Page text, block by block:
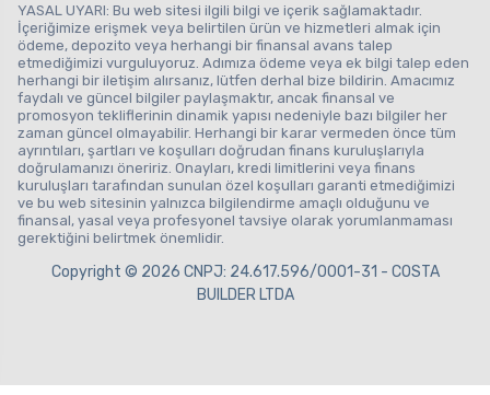
YASAL UYARI: Bu web sitesi ilgili bilgi ve içerik sağlamaktadır.
İçeriğimize erişmek veya belirtilen ürün ve hizmetleri almak için
ödeme, depozito veya herhangi bir finansal avans talep
etmediğimizi vurguluyoruz. Adımıza ödeme veya ek bilgi talep eden
herhangi bir iletişim alırsanız, lütfen derhal bize bildirin. Amacımız
faydalı ve güncel bilgiler paylaşmaktır, ancak finansal ve
promosyon tekliflerinin dinamik yapısı nedeniyle bazı bilgiler her
zaman güncel olmayabilir. Herhangi bir karar vermeden önce tüm
ayrıntıları, şartları ve koşulları doğrudan finans kuruluşlarıyla
doğrulamanızı öneririz. Onayları, kredi limitlerini veya finans
kuruluşları tarafından sunulan özel koşulları garanti etmediğimizi
ve bu web sitesinin yalnızca bilgilendirme amaçlı olduğunu ve
finansal, yasal veya profesyonel tavsiye olarak yorumlanmaması
gerektiğini belirtmek önemlidir.
Copyright © 2026 CNPJ: 24.617.596/0001-31 - COSTA
BUILDER LTDA